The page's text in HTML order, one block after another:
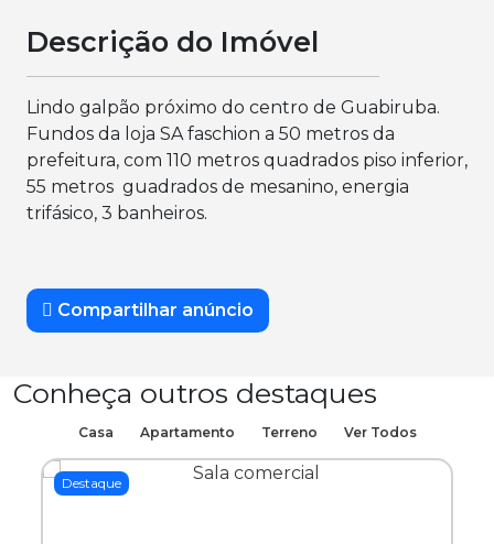
Descrição do Imóvel
Lindo galpão próximo do centro de Guabiruba.
Fundos da loja SA faschion a 50 metros da
prefeitura, com 110 metros quadrados piso inferior,
55 metros guadrados de mesanino, energia
trifásico, 3 banheiros.
Compartilhar anúncio
Conheça outros destaques
Casa Apartamento Terreno Ver Todos
Destaque